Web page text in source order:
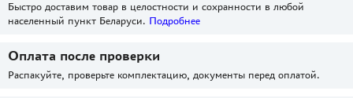
Быстро доставим товар в целостности и сохранности в любой
населенный пункт Беларуси. Подробнее
Оплата после проверки
Распакуйте, проверьте комплектацию, документы перед оплатой.